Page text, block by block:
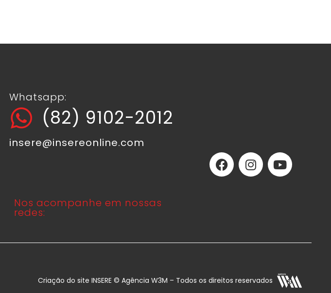
Whatsapp:
(82) 9102-2012
insere@insereonline.com
Nos acompanhe em nossas
redes:
Criação do site INSERE © Agência W3M – Todos os direitos reservados